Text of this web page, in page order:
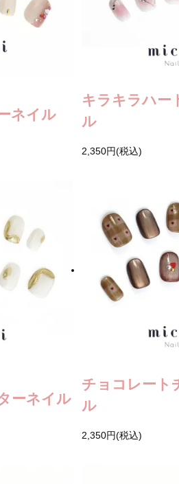
ネイル
キラキラハー
ル
2,350円(税込)
ーネイル
チョコレート
ル
2,350円(税込)